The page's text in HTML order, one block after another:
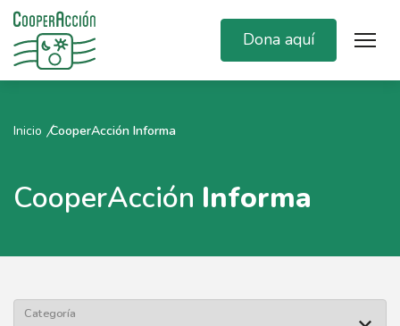
Dona aquí
Inicio CooperAcción Informa
CooperAcción Informa
Categoría